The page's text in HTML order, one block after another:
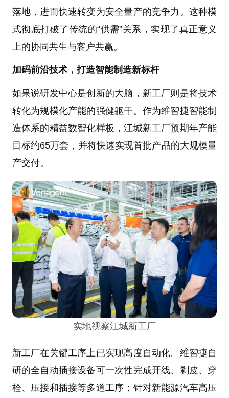
落地，进而快速转变为安全量产的竞争力。这种模
式彻底打破了传统的“供需”关系，实现了真正意义
上的协同共生与客户共赢。
加码前沿技术，打造智能制造新标杆
如果说研发中心是创新的大脑，新工厂则是将技术
转化为规模化产能的强健躯干。作为维智捷智能制
造体系的精益数智化样板，江城新工厂预期年产能
目标约65万套，并将快速实现首批产品的大规模量
产交付。
实地视察江城新工厂
新工厂在关键工序上已实现高度自动化。维智捷自
研的全自动插接设备可一次性完成开线、剥皮、穿
栓、压接和插接等多道工序；针对新能源汽车高压